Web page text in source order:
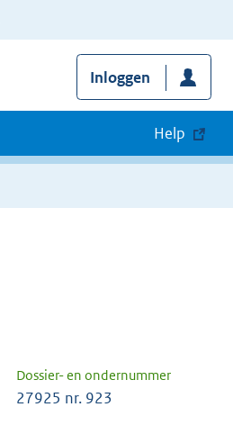
Inloggen
Help
Dossier- en ondernummer
27925 nr. 923